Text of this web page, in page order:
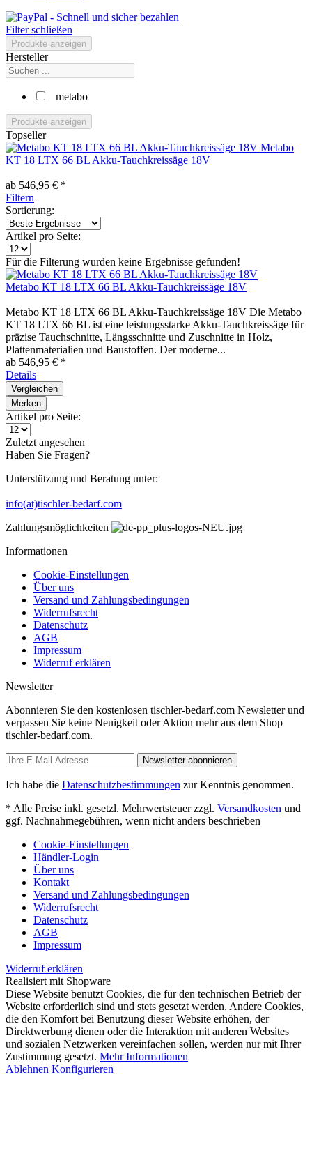
Filter schließen
Produkte anzeigen
Hersteller
metabo
Produkte anzeigen
Topseller
Metabo
KT 18 LTX 66 BL Akku-Tauchkreissäge 18V
ab 546,95 € *
Filtern
Sortierung:
Artikel pro Seite:
Für die Filterung wurden keine Ergebnisse gefunden!
Metabo KT 18 LTX 66 BL Akku-Tauchkreissäge 18V
Metabo KT 18 LTX 66 BL Akku-Tauchkreissäge 18V Die Metabo
KT 18 LTX 66 BL ist eine leistungsstarke Akku-Tauchkreissäge für
präzise Tauchschnitte, Längsschnitte und Zuschnitte in Holz,
Plattenmaterialien und Baustoffen. Der moderne...
ab 546,95 € *
Details
Vergleichen
Merken
Artikel pro Seite:
Zuletzt angesehen
Haben Sie Fragen?
Unterstützung und Beratung unter:
info(at)tischler-bedarf.com
Zahlungsmöglichkeiten
Informationen
Cookie-Einstellungen
Über uns
Versand und Zahlungsbedingungen
Widerrufsrecht
Datenschutz
AGB
Impressum
Widerruf erklären
Newsletter
Abonnieren Sie den kostenlosen tischler-bedarf.com Newsletter und
verpassen Sie keine Neuigkeit oder Aktion mehr aus dem Shop
tischler-bedarf.com.
Newsletter abonnieren
Ich habe die Datenschutzbestimmungen zur Kenntnis genommen.
* Alle Preise inkl. gesetzl. Mehrwertsteuer zzgl. Versandkosten und
ggf. Nachnahmegebühren, wenn nicht anders beschrieben
Cookie-Einstellungen
Händler-Login
Über uns
Kontakt
Versand und Zahlungsbedingungen
Widerrufsrecht
Datenschutz
AGB
Impressum
Widerruf erklären
Realisiert mit Shopware
Diese Website benutzt Cookies, die für den technischen Betrieb der
Website erforderlich sind und stets gesetzt werden. Andere Cookies,
die den Komfort bei Benutzung dieser Website erhöhen, der
Direktwerbung dienen oder die Interaktion mit anderen Websites
und sozialen Netzwerken vereinfachen sollen, werden nur mit Ihrer
Zustimmung gesetzt. Mehr Informationen
Ablehnen Konfigurieren